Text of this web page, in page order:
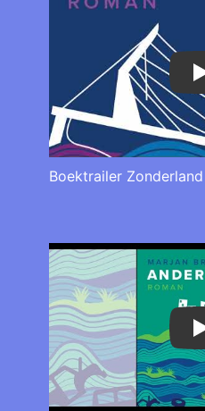
Play
Boektrailer Zonderland
Play